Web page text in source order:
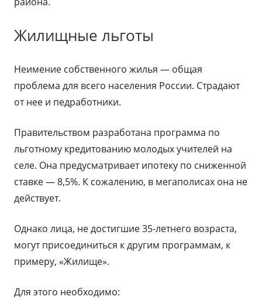
Жилищные льготы
Неимение собственного жилья — общая
проблема для всего населения России. Страдают
от нее и педработники.
Правительством разработана программа по
льготному кредитованию молодых учителей на
селе. Она предусматривает ипотеку по сниженной
ставке — 8,5%. К сожалению, в мегаполисах она не
действует.
Однако лица, не достигшие 35-летнего возраста,
могут присоединиться к другим программам, к
примеру, «Жилище».
Для этого необходимо: